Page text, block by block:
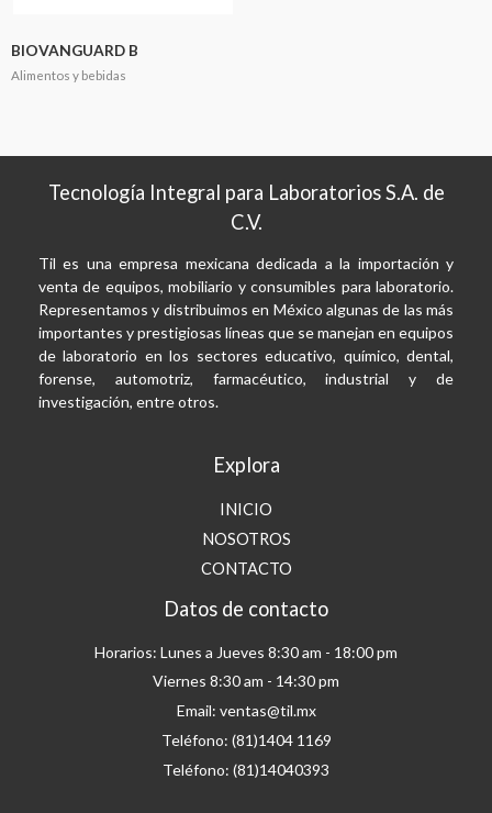
BIOVANGUARD B
Alimentos y bebidas
Tecnología Integral para Laboratorios S.A. de
C.V.
Til es una empresa mexicana dedicada a la importación y
venta de equipos, mobiliario y consumibles para laboratorio.
Representamos y distribuimos en México algunas de las más
importantes y prestigiosas líneas que se manejan en equipos
de laboratorio en los sectores educativo, químico, dental,
forense, automotriz, farmacéutico, industrial y de
investigación, entre otros.
Explora
INICIO
NOSOTROS
CONTACTO
Datos de contacto
Horarios: Lunes a Jueves 8:30 am - 18:00 pm
Viernes 8:30 am - 14:30 pm
Email: ventas@til.mx
Teléfono: (81)1404 1169
Teléfono: (81)14040393